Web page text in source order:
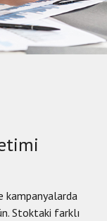
kampanyalarda
Stoktaki farklı